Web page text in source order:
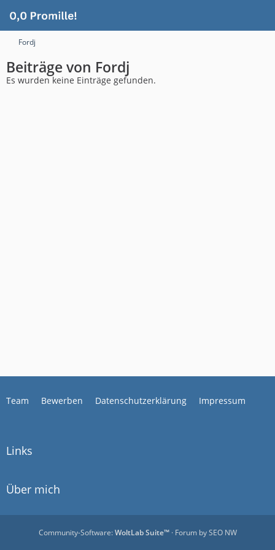
Fordj
Beiträge von Fordj
Es wurden keine Einträge gefunden.
Team Bewerben Datenschutzerklärung Impressum
Links
Über mich
Community-Software:WoltLab Suite™· Forum bySEO NW